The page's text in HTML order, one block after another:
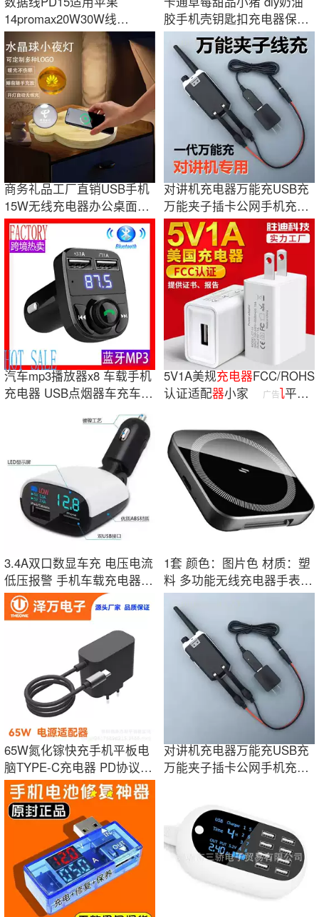
14promax20W30W线
20WPD16充电器PD协议
胶手机壳钥匙扣充电器保护
套树脂配件
商务礼品工厂直销USB手机
15W无线充电器办公桌面卧
室床头小夜灯
对讲机充电器万能充USB充
万能夹子插卡公网手机充电
器TYT双段宝锋
汽车mp3播放器x8 车载手机
充电器 USB点烟器车充车载
5V1A美规充电器FCC/ROHS
认证适配器小家电 手机平板
广告
3.4A双口数显车充 电压电流
低压报警 手机车载充电器
平板充电器
1套 颜色：图片色 材质：塑
料 多功能无线充电器手表耳
机手机充电
65W氮化镓快充手机平板电
脑TYPE-C充电器 PD协议厂
家直销定制LOGO
对讲机充电器万能充USB充
万能夹子插卡公网手机充电